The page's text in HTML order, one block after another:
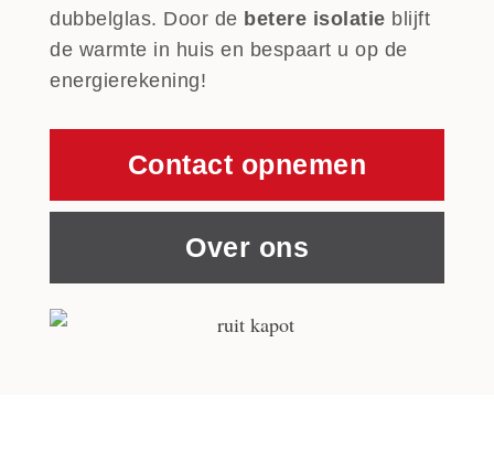
dubbelglas. Door de betere isolatie blijft
de warmte in huis en bespaart u op de
energierekening!
Contact opnemen
Over ons